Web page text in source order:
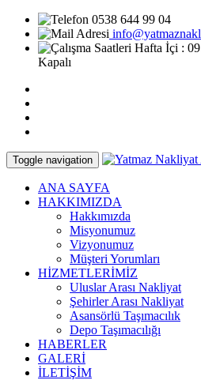
0538 644 99 04
Hafta İçi :
Kapalı
Toggle navigation
ANA SAYFA
HAKKIMIZDA
Hakkımızda
Misyonumuz
Vizyonumuz
Müşteri Yorumları
HİZMETLERİMİZ
Uluslar Arası Nakliyat
Şehirler Arası Nakliyat
Asansörlü Taşımacılık
Depo Taşımacılığı
HABERLER
GALERİ
İLETİŞİM